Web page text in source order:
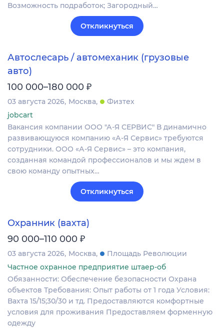
Возможность подработок; Загородный…
Откликнуться
Автослесарь / автомеханик (грузовые
авто)
100 000–180 000 ₽
03 августа 2026 Москва
Физтех
jobcart
Вакансия компании ООО "А-Я СЕРВИС" В динамично
развивающуюся компанию «А-Я Сервис» требуются
сотрудники. ООО «А-Я Сервис» – это компания,
созданная командой профессионалов и мы ждем в
свою команду опытных…
Откликнуться
Охранник (вахта)
90 000–110 000 ₽
03 августа 2026 Москва
Площадь Революции
Частное охранное предприятие штаер-об
Обязанности: Обеспечение безопасности Охрана
объектов Требования: Опыт работы от 1 года Условия:
Вахта 15/15;30/30 и тд. Предоставляются комфортные
условия для проживания Предоставляем форменную
одежду